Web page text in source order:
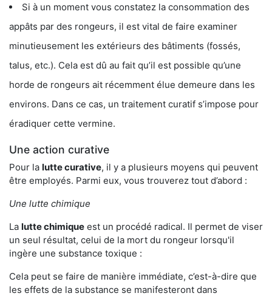
Si à un moment vous constatez la consommation des
appâts par des rongeurs, il est vital de faire examiner
minutieusement les extérieurs des bâtiments (fossés,
talus, etc.). Cela est dû au fait qu’il est possible qu’une
horde de rongeurs ait récemment élue demeure dans les
environs. Dans ce cas, un traitement curatif s’impose pour
éradiquer cette vermine.
Une action curative
Pour la lutte curative, il y a plusieurs moyens qui peuvent
être employés. Parmi eux, vous trouverez tout d’abord :
Une lutte chimique
La lutte chimique est un procédé radical. Il permet de viser
un seul résultat, celui de la mort du rongeur lorsqu'il
ingère une substance toxique :
Cela peut se faire de manière immédiate, c’est-à-dire que
les effets de la substance se manifesteront dans